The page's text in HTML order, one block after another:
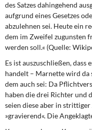
des Satzes dahingehend
aufgrund eines Gesetzes
abzulehnen sei. Heute ein
dem im Zweifel zugunsten
werden soll.« (Quelle:
Es ist auszuschließen,dass
handelt – Marnette wird
dem auch sei: Da
haben die drei Richter und
seien diese aber in
»gravierend«. Die